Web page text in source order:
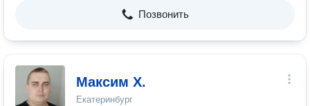
Позвонить
Максим Х.
Екатеринбург